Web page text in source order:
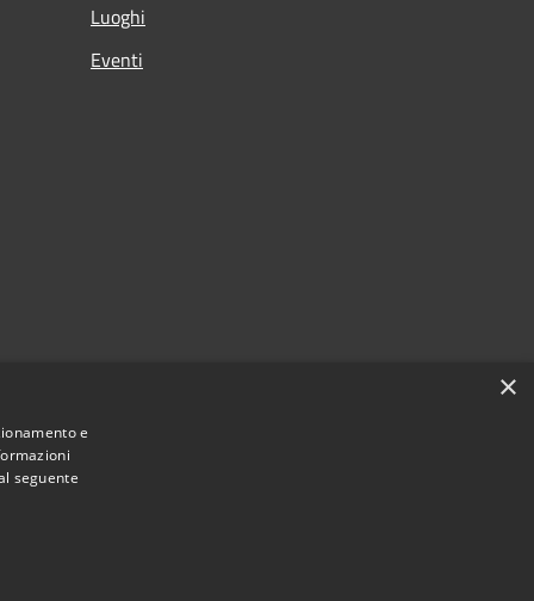
Luoghi
Eventi
×
e
seguente